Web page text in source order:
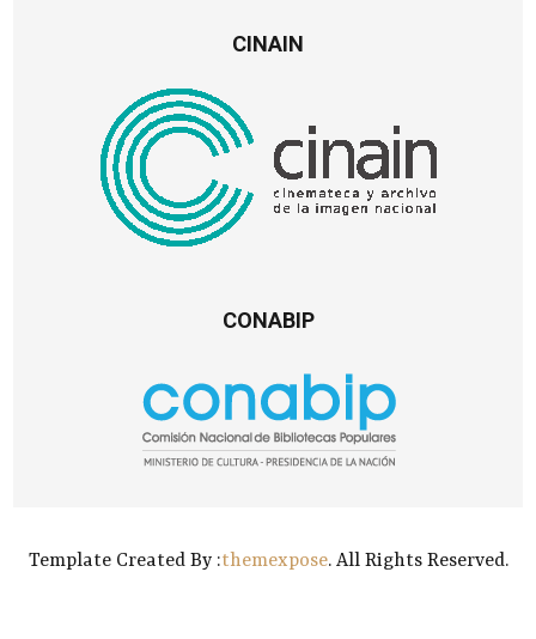
CINAIN
CONABIP
Template Created By :themexpose. All Rights Reserved.